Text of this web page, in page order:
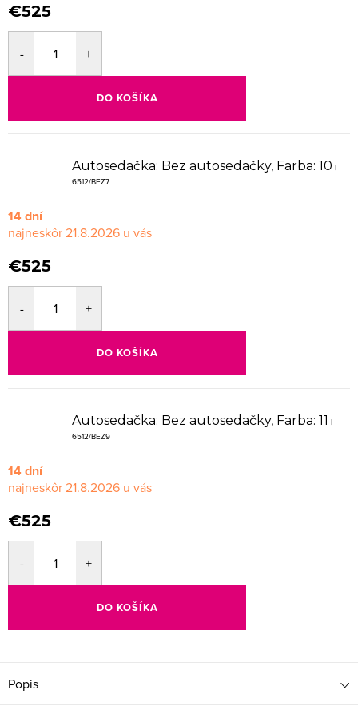
€525
DO KOŠÍKA
Autosedačka: Bez autosedačky, Farba: 10 |
6512/BEZ7
14 dní
21.8.2026
€525
DO KOŠÍKA
Autosedačka: Bez autosedačky, Farba: 11 |
6512/BEZ9
14 dní
21.8.2026
€525
DO KOŠÍKA
Popis